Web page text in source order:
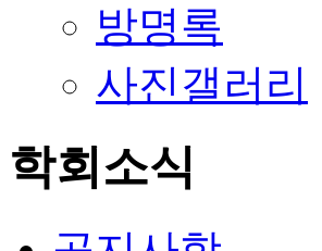
방명록
사진갤러리
학회소식